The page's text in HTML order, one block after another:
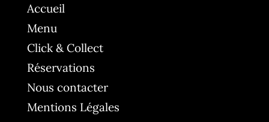
Accueil
Menu
Click & Collect
Réservations
Nous contacter
Mentions Légales